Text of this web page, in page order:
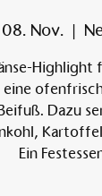
08. Nov.
  |
Highlight
eine
Dazu
Ein